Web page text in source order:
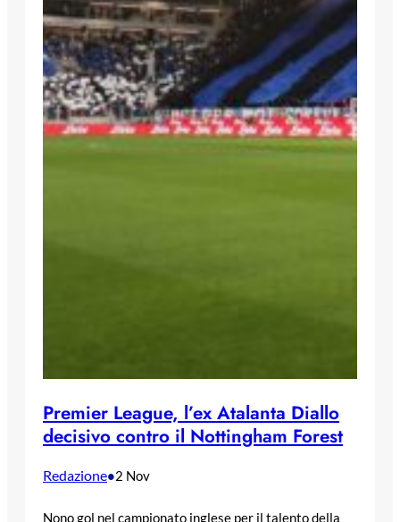
Premier League, l’ex Atalanta Diallo
decisivo contro il Nottingham Forest
Redazione•2 Nov
Nono gol nel campionato inglese per il talento della